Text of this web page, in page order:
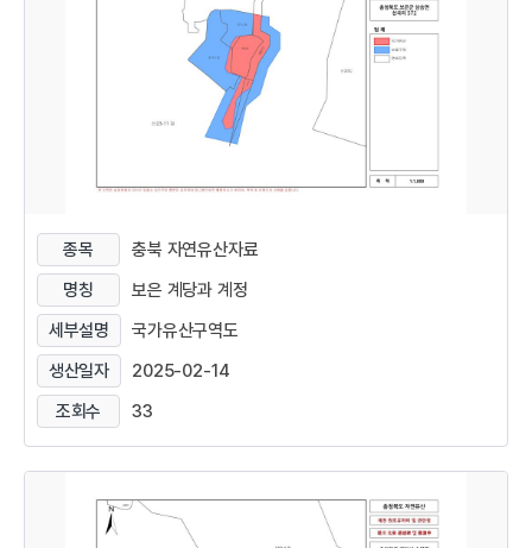
종목
충북 자연유산자료
명칭
보은 계당과 계정
세부설명
국가유산구역도
생산일자
2025-02-14
조회수
33